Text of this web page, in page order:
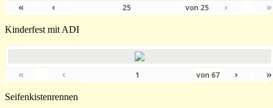
« ‹ von25 › »
Kinderfest mit ADI
« ‹ von 67 › »
Seifenkistenrennen